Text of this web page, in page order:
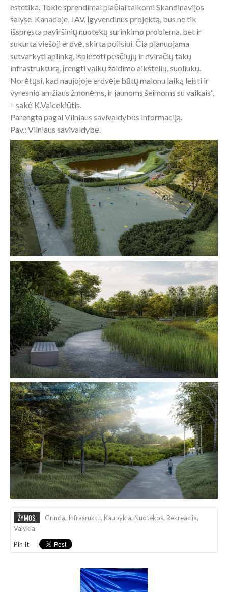
estetika. Tokie sprendimai plačiai taikomi Skandinavijos
šalyse, Kanadoje, JAV. Įgyvendinus projektą, bus ne tik
išspręsta paviršinių nuotekų surinkimo problema, bet ir
sukurta viešoji erdvė, skirta poilsiui. Čia planuojama
sutvarkyti aplinką, išplėtoti pėsčiųjų ir dviračių takų
infrastruktūrą, įrengti vaikų žaidimo aikštelių, suoliukų.
Norėtųsi, kad naujojoje erdvėje būtų malonu laiką leisti ir
vyresnio amžiaus žmonėms, ir jaunoms šeimoms su vaikais“,
– sakė K.Vaicekiūtis.
Parengta pagal Vilniaus savivaldybės informaciją.
Pav.: Vilniaus savivaldybė.
ŽYMOS Grinda, Infrasruktū, Kaupykla, Nuotekos, Rekreacija,
Valykla
Pin It